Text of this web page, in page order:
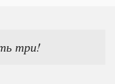
три!